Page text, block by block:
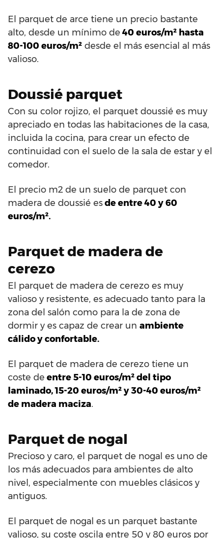
El parquet de arce tiene un precio bastante
alto, desde un mínimo de 40 euros/m² hasta
80-100 euros/m² desde el más esencial al más
valioso.
Doussié parquet
Con su color rojizo, el parquet doussié es muy
apreciado en todas las habitaciones de la casa,
incluida la cocina, para crear un efecto de
continuidad con el suelo de la sala de estar y el
comedor.
El precio m2 de un suelo de parquet con
madera de doussié esde entre 40 y 60
euros/m².
Parquet de madera de
cerezo
El parquet de madera de cerezo es muy
valioso y resistente, es adecuado tanto para la
zona del salón como para la de zona de
dormir y es capaz de crear un ambiente
cálido y confortable.
El parquet de madera de cerezo tiene un
coste de entre 5-10 euros/m² del tipo
laminado, 15-20 euros/m² y 30-40 euros/m²
de madera maciza.
Parquet de nogal
Precioso y caro, el parquet de nogal es uno de
los más adecuados para ambientes de alto
nivel, especialmente con muebles clásicos y
antiguos.
El parquet de nogal es un parquet bastante
valioso, su coste oscila entre 50 y 80 euros por